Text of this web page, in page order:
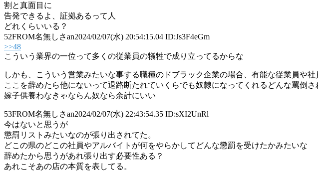
割と真面目に
告発できるよ、証拠あるって人
どれくらいいる？
52FROM名無しさan2024/02/07(水) 20:54:15.04 ID:Js3F4eGm
>>48
こういう業界の一位って多くの従業員の犠牲で成り立ってるからな
しかも、こういう営業みたいな事する職種のドブラック企業の場合、有能な従業員や
ここを辞めたら他にないって退路断たれていくらでも奴隷になってくれるどんな罵倒
嫁子供養わなきゃならん奴なら余計にいい
53FROM名無しさan2024/02/07(水) 22:43:54.35 ID:sXI2UnRl
今はないと思うが
懲罰リストみたいなのが張り出されてた。
どこの県のどこの社員やアルバイトが何をやらかしてどんな懲罰を受けたかみたいな
辞めたから思うがあれ張り出す必要性ある？
あれこそあの店の本質を表してる。